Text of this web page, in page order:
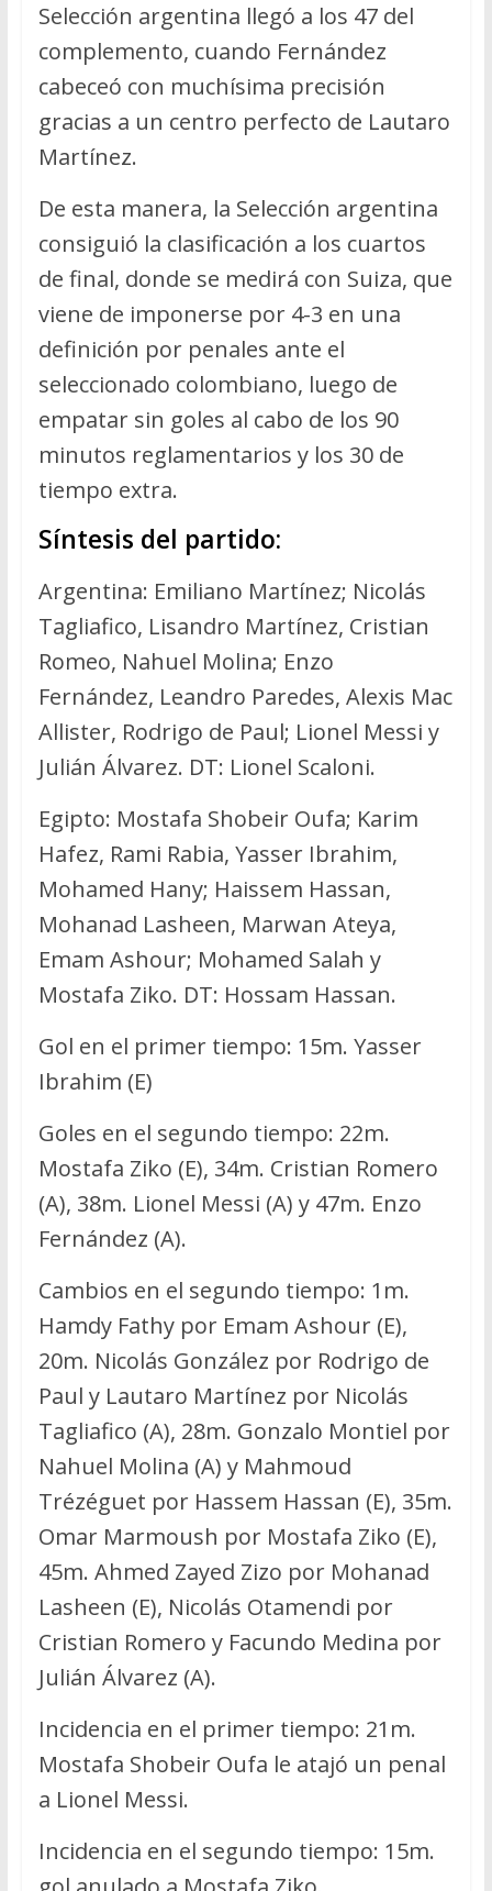
Selección argentina llegó a los 47 del
complemento, cuando Fernández
cabeceó con muchísima precisión
gracias a un centro perfecto de Lautaro
Martínez.
De esta manera, la Selección argentina
consiguió la clasificación a los cuartos
de final, donde se medirá con Suiza, que
viene de imponerse por 4-3 en una
definición por penales ante el
seleccionado colombiano, luego de
empatar sin goles al cabo de los 90
minutos reglamentarios y los 30 de
tiempo extra.
Síntesis del partido:
Argentina: Emiliano Martínez; Nicolás
Tagliafico, Lisandro Martínez, Cristian
Romeo, Nahuel Molina; Enzo
Fernández, Leandro Paredes, Alexis Mac
Allister, Rodrigo de Paul; Lionel Messi y
Julián Álvarez. DT: Lionel Scaloni.
Egipto: Mostafa Shobeir Oufa; Karim
Hafez, Rami Rabia, Yasser Ibrahim,
Mohamed Hany; Haissem Hassan,
Mohanad Lasheen, Marwan Ateya,
Emam Ashour; Mohamed Salah y
Mostafa Ziko. DT: Hossam Hassan.
Gol en el primer tiempo: 15m. Yasser
Ibrahim (E)
Goles en el segundo tiempo: 22m.
Mostafa Ziko (E), 34m. Cristian Romero
(A), 38m. Lionel Messi (A) y 47m. Enzo
Fernández (A).
Cambios en el segundo tiempo: 1m.
Hamdy Fathy por Emam Ashour (E),
20m. Nicolás González por Rodrigo de
Paul y Lautaro Martínez por Nicolás
Tagliafico (A), 28m. Gonzalo Montiel por
Nahuel Molina (A) y Mahmoud
Trézéguet por Hassem Hassan (E), 35m.
Omar Marmoush por Mostafa Ziko (E),
45m. Ahmed Zayed Zizo por Mohanad
Lasheen (E), Nicolás Otamendi por
Cristian Romero y Facundo Medina por
Julián Álvarez (A).
Incidencia en el primer tiempo: 21m.
Mostafa Shobeir Oufa le atajó un penal
a Lionel Messi.
Incidencia en el segundo tiempo: 15m.